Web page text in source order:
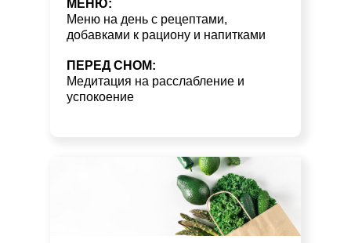
МЕНЮ:
Меню на день с рецептами,
добавками к рациону и напитками
ПЕРЕД СНОМ:
Медитация на расслабление и
успокоение